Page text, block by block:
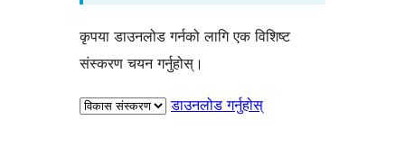
कृपया डाउनलोड गर्नको लागि एक विशिष्ट
संस्करण चयन गर्नुहोस्।
डाउनलोड गर्नुहोस्